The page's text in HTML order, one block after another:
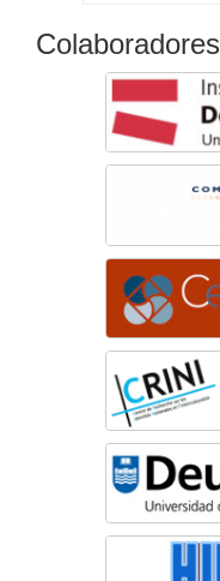
Colaboradores